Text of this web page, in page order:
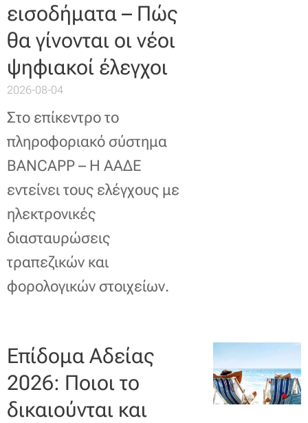
εισοδήματα – Πώς
θα γίνονται οι νέοι
ψηφιακοί έλεγχοι
2026-08-04
Στο επίκεντρο το
πληροφοριακό σύστημα
BANCAPP – Η ΑΑΔΕ
εντείνει τους ελέγχους με
ηλεκτρονικές
διασταυρώσεις
τραπεζικών και
φορολογικών στοιχείων.
Επίδομα Αδείας
2026: Ποιοι το
δικαιούνται και